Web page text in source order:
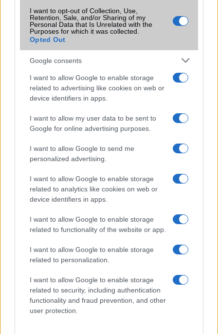
I want to opt-out of Collection, Use,
Retention, Sale, and/or Sharing of my
Personal Data that Is Unrelated with the
Purposes for which it was collected.
Opted Out
Google consents
I want to allow Google to enable storage
related to advertising like cookies on web or
device identifiers in apps.
I want to allow my user data to be sent to
Google for online advertising purposes.
I want to allow Google to send me
personalized advertising.
I want to allow Google to enable storage
related to analytics like cookies on web or
device identifiers in apps.
I want to allow Google to enable storage
related to functionality of the website or app.
I want to allow Google to enable storage
related to personalization.
I want to allow Google to enable storage
related to security, including authentication
functionality and fraud prevention, and other
user protection.
HÍRLEVÉL
Feliratkozás a Telefonguru ingyenes hírlevelére
Elfogadom azAdatvédelmi és Adatkezelési Tájékoztatót
szolgáltatási feltételekérvényesek.
Korábbi hírlevelek
SZAVAZÁS
Megérné Önnek telefont váltani csak azért, mert az új modell dupla alap
Talán, ha más fejlesztések is vannak
Nem, nekem a mostani tárhely is elég
Inkább felhőben tárolok mindent